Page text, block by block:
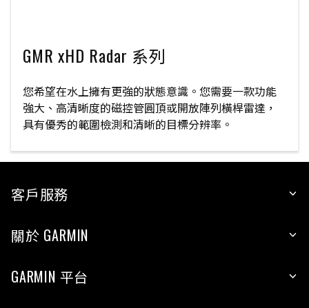
GMR xHD Radar 系列
您希望在水上擁有更強的狀態意識。您需要一款功能
強大、高清晰度的磁控管圓頂或開放陣列橫桿雷達，
具有優秀的範圍檢測和清晰的目標分辨率。
客戶服務
關於 GARMIN
GARMIN 平台